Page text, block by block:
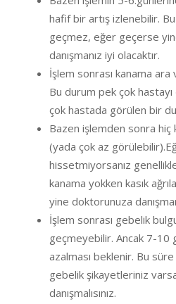
hafif bir artış izlenebilir.
geçmez, eğer geçerse
danışmanız iyi olacaktır.
İşlem sonrası kanama
Bu durum pek çok
çok hastada görülen bir
Bazen işlemden sonra
(yada çok az
hissetmiyorsanız
kanama yokken kasık
yine doktorunuza
İşlem sonrası gebelik
geçmeyebilir. Ancak 7-10
azalması beklenir. Bu
gebelik şikayetleriniz
danışmalısınız.